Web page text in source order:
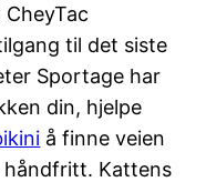
til det siste
Sportage har
din, hjelpe
å finne veien
håndfritt. Kattens